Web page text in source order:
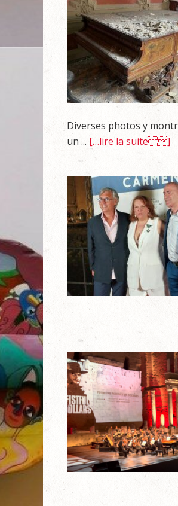
Diverses photos y
un ... […lire la suite]